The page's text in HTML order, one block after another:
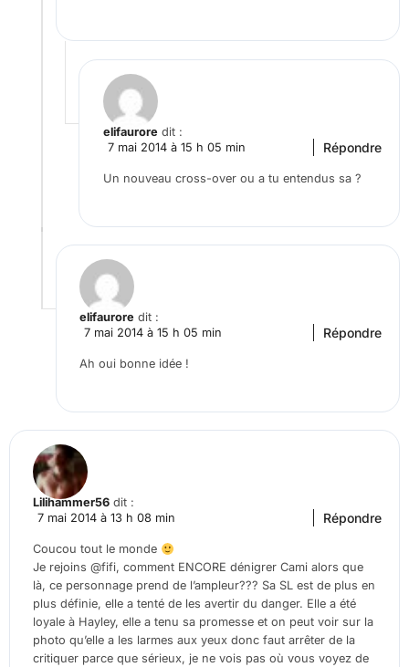
elifaurore dit :
7 mai 2014 à 15 h 05 min
Un nouveau cross-over ou a tu entendus sa ?
Répondre
elifaurore dit :
7 mai 2014 à 15 h 05 min
Ah oui bonne idée !
Répondre
Lilihammer56 dit :
7 mai 2014 à 13 h 08 min
Coucou tout le monde
Je rejoins @fifi, comment ENCORE dénigrer Cami alors que
là, ce personnage prend de l’ampleur??? Sa SL est de plus en
plus définie, elle a tenté de les avertir du danger. Elle a été
loyale à Hayley, elle a tenu sa promesse et on peut voir sur la
photo qu’elle a les larmes aux yeux donc faut arrêter de la
critiquer parce que sérieux, je ne vois pas où vous voyez de
Répondre